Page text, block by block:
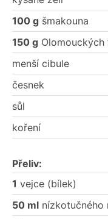
100 g šmakouna
150 g
menší cibule
česnek
sůl
koření
Přeliv:
1 vejce (bílek)
50 ml nízkotučného